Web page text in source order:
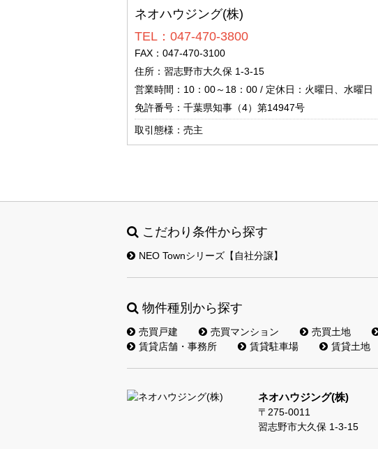
ネオハウジング(株)
TEL：047-470-3800
FAX：047-470-3100
住所：習志野市大久保 1-3-15
営業時間：10：00～18：00 / 定休日：火曜日、水曜日
免許番号：千葉県知事（4）第14947号
取引態様：売主
こだわり条件から探す
NEO Townシリーズ【自社分譲】
物件種別から探す
売買戸建 売買マンション 売買土地
賃貸店舗・事務所
賃貸駐車場 賃貸土地
ネオハウジング(株)
〒275-0011
習志野市大久保 1-3-15